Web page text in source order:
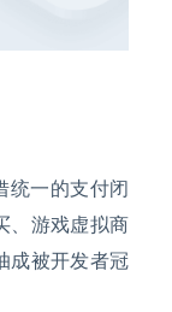
统一的支付闭
、游戏虚拟商
成被开发者冠